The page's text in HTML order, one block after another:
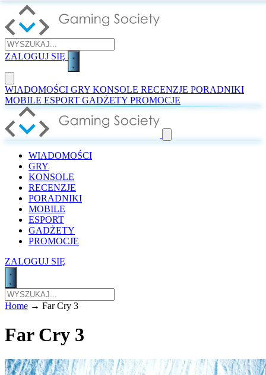
ZALOGUJ SIĘ
WIADOMOŚCI GRY KONSOLE RECENZJE PORADNIKI
MOBILE ESPORT GADŻETY PROMOCJE
WIADOMOŚCI
GRY
KONSOLE
RECENZJE
PORADNIKI
MOBILE
ESPORT
GADŻETY
PROMOCJE
ZALOGUJ SIĘ
Home → Far Cry 3
Far Cry 3